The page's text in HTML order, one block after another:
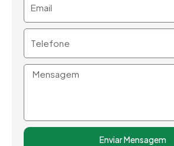
Mensagem
Enviar Mensagem